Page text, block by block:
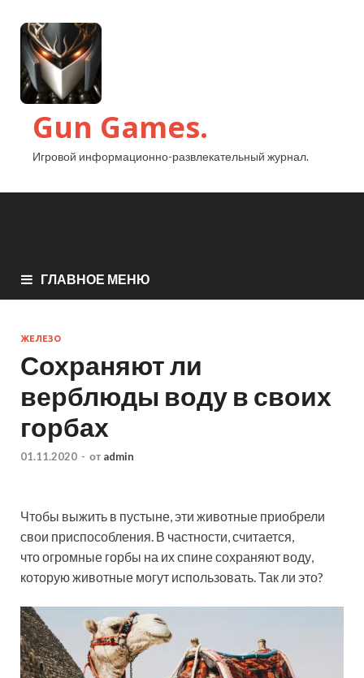
Gun Games.
Игровой информационно-развлекательный журнал.
ГЛАВНОЕ МЕНЮ
ЖЕЛЕЗО
Сохраняют ли
верблюды воду в своих
горбах
01.11.2020 - от admin
Чтобы выжить в пустыне, эти животные приобрели
свои приспособления. В частности, считается,
что огромные горбы на их спине сохраняют воду,
которую животные могут использовать. Так ли это?